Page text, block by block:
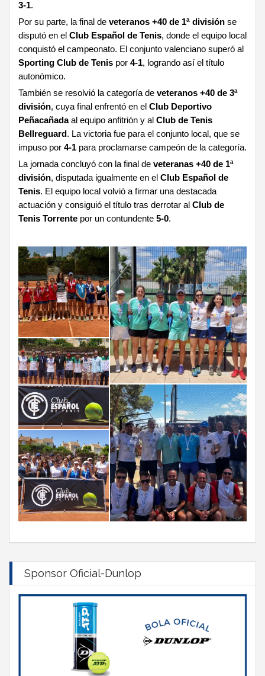
3-1.
Por su parte, la final de veteranos +40 de 1ª división se
disputó en el Club Español de Tenis, donde el equipo local
conquistó el campeonato. El conjunto valenciano superó al
Sporting Club de Tenis por 4-1, logrando así el título
autonómico.
También se resolvió la categoría de veteranos +40 de 3ª
división, cuya final enfrentó en el Club Deportivo
Peñacañadaal equipo anfitrión y al Club de Tenis
Bellreguard . La victoria fue para el conjunto local, que se
impuso por 4-1 para proclamarse campeón de la categoría.
La jornada concluyó con la final de veteranas +40 de 1ª
división, disputada igualmente en el Club Español de
Tenis. El equipo local volvió a firmar una destacada
actuación y consiguió el título tras derrotar al Club de
Tenis Torrente por un contundente 5-0.
Sponsor Oficial-Dunlop